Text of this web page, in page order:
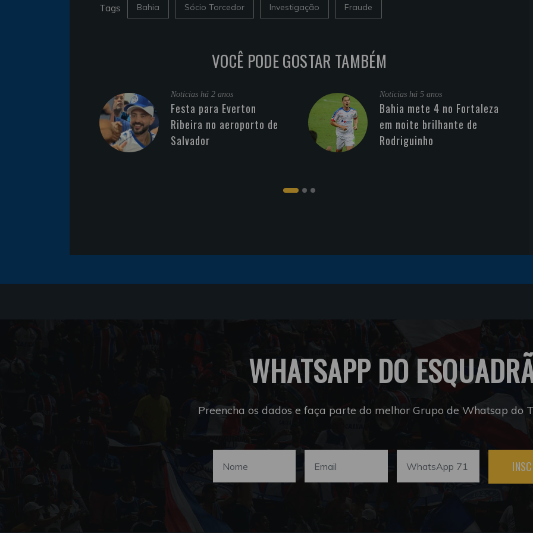
Tags Bahia Sócio Torcedor Investigação Fraude
VOCÊ PODE GOSTAR TAMBÉM
Noticias há 2 anos
Festa para Everton
Ribeira no aeroporto de
Salvador
Noticias há 5 anos
Bahia mete 4 no Fortaleza
em noite brilhante de
Rodriguinho
WHATSAPP DO
Preencha os dados e faça parte do melhor Grupo de Whatsap do